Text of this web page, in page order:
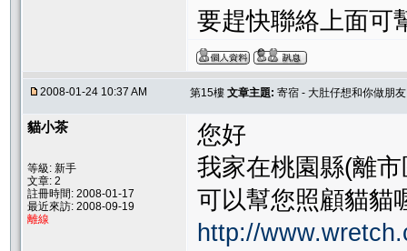
要趕快聯絡上面可
2008-01-24 10:37 AM 第15樓 文章主題: 寄宿 - 大肚仔想和你做朋友
貓小茶
等級: 新手
文章: 2
註冊時間: 2008-01-17
最近來訪: 2008-09-19
離線
您好
我家在桃園縣(離
可以幫您照顧貓貓
http://